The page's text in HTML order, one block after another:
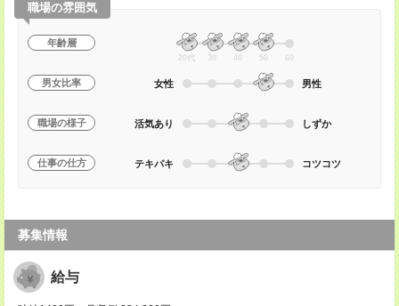
職場の雰囲気
年齢層
20代 30 40 50 60
男女比率 女性 男性
職場の様子 活気あり しずか
仕事の仕方 テキパキ コツコツ
募集情報
給与